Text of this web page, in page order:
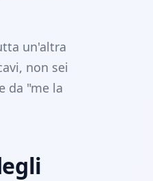
un'altra
non sei
da "me la